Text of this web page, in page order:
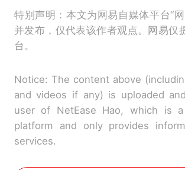
特别声明：本文为网易自媒体平台“
并发布，仅代表该作者观点。网易仅
台。
Notice: The content above
and videos if any) is uploaded
user of NetEase Hao, which is
platform and only provides
services.